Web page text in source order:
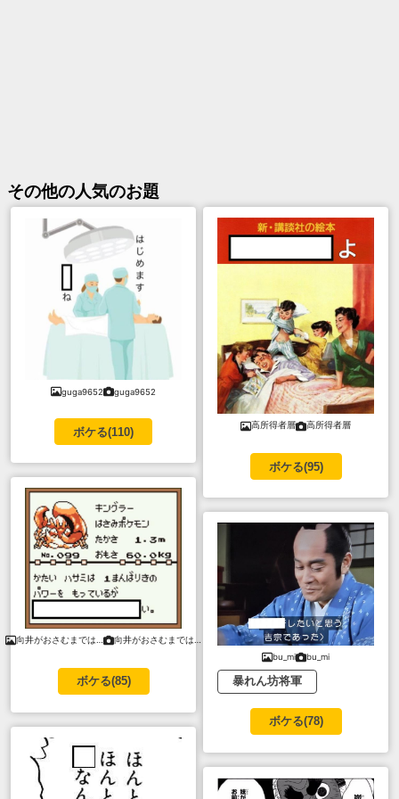
その他の人気のお題
guga9652 guga9652
ボケる(110)
向井がおさむまでは… 向井がおさむまでは…
ボケる(85)
高所得者層 高所得者層
ボケる(95)
bu_mi bu_mi
暴れん坊将軍
ボケる(78)